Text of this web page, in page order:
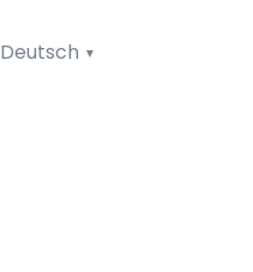
Deutsch